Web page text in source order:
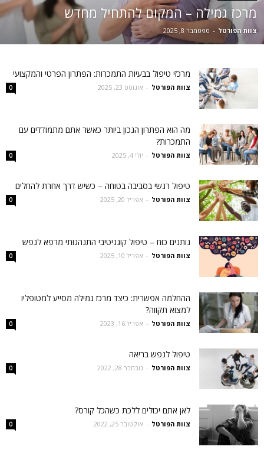
מרכז גמילה – המקום להתחיל מחדש
צוות הפורטל - ספטמבר 8, 2025
מרכזי טיפול בבעיות התמכרות: הפתרון הפרטי והמקצועי
צוות הפורטל - אוגוסט 23, 2025 0
מה הוא הפתרון הנכון ביותר כאשר אתם מתמודדים עם
התמכרות?
צוות הפורטל - יולי 4, 2025 0
טיפול רגשי בסביבה בטוחה – כשיש דרך אחרת להחלים
צוות הפורטל - אפריל 20, 2025 0
נותנים כוח – טיפול קוגניטיבי התנהגותי מרפא לנפש
צוות הפורטל - אפריל 10, 2025 0
ההחלמה אפשרית: כיצד מרכז גמילה מסייע למטופליו
למצוא תקווה?
צוות הפורטל - אפריל 16, 2023 0
טיפול לנפש בריאה
צוות הפורטל - נובמבר 28, 2022 0
לאן אתם יכולים ללכת כשהכל קורס?
צוות הפורטל - אוקטובר 25, 2022 0